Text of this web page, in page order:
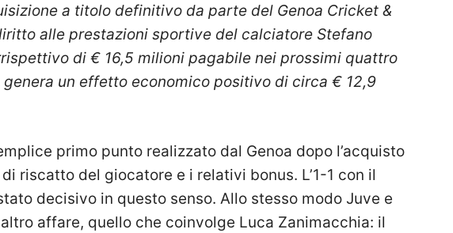
a titolo definitivo da parte del Genoa Cricket &
alle prestazioni sportive del calciatore Stefano
di € 16,5 milioni pagabile nei prossimi quattro
genera un effetto economico positivo di circa € 12,9
primo punto realizzato dal Genoa dopo l’acquisto
riscatto del giocatore e i relativi bonus. L’1-1 con il
decisivo in questo senso. Allo stesso modo Juve e
affare, quello che coinvolge Luca Zanimacchia: il